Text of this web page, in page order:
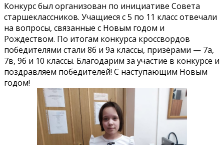
Конкурс был организован по инициативе Совета
старшеклассников. Учащиеся с 5 по 11 класс отвечали
на вопросы, связанные с Новым годом и
Рождеством. По итогам конкурса кроссвордов
победителями стали 8б и 9а классы, призёрами — 7а,
7в, 9б и 10 классы. Благодарим за участие в конкурсе и
поздравляем победителей! С наступающим Новым
годом!